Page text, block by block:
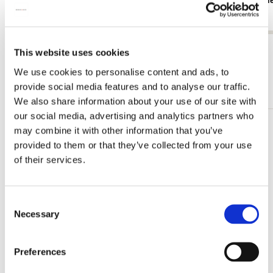
This website uses cookies
We use cookies to personalise content and ads, to
provide social media features and to analyse our traffic.
We also share information about your use of our site with
our social media, advertising and analytics partners who
may combine it with other information that you’ve
provided to them or that they’ve collected from your use
of their services.
Selection
Necessary
Preferences
€ 9,99
Alle anzeigen von Kartensets
Mehr von Quadratische Kartensets
Zur
Wunschliste